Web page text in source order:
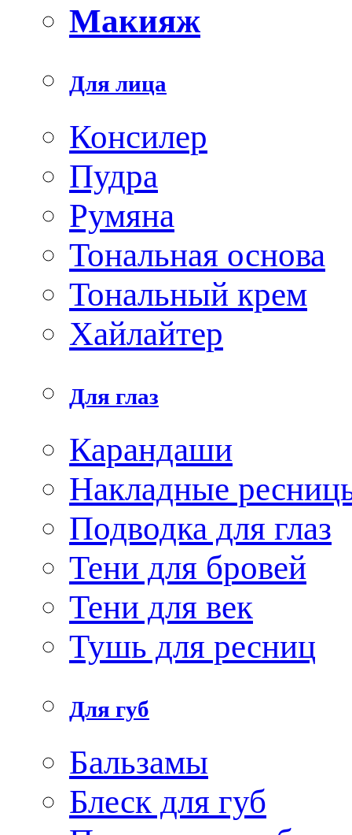
Макияж
Для лица
Консилер
Пудра
Румяна
Тональная основа
Тональный крем
Хайлайтер
Для глаз
Карандаши
Накладные
Подводка для глаз
Тени для бровей
Тени для век
Тушь для ресниц
Для губ
Бальзамы
Блеск для губ